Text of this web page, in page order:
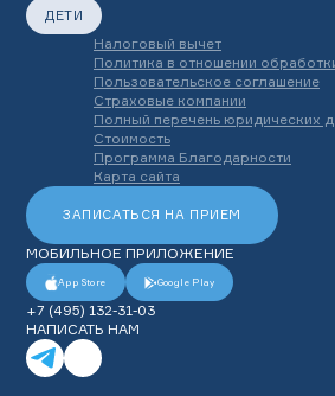
ДЕТИ
Налоговый вычет
Политика в отношении
Пользовательское соглашение
Страховые компании
Полный перечень юридических
Стоимость
Программа Благодарности
Карта сайта
ЗАПИСАТЬСЯ НА ПРИЕМ
МОБИЛЬНОЕ ПРИЛОЖЕНИЕ
App Store Google Play
+7 (495) 132-31-03
НАПИСАТЬ НАМ